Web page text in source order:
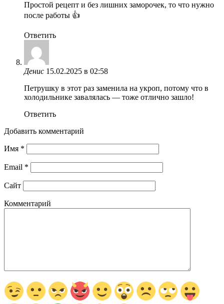
Простой рецепт и без лишних заморочек, то что нужно
после работы 👍
Ответить
Денис 15.02.2025 в 02:58
Петрушку в этот раз заменила на укроп, потому что в
холодильнике завалялась — тоже отлично зашло!
Ответить
Добавить комментарий
Имя *
Email *
Сайт
Комментарий